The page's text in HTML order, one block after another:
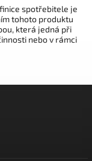
spotřebitele je
tohoto produktu
která jedná při
nebo v rámci